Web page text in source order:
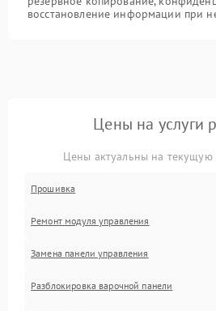
восстановление информации при
Цены на услуги
Цены актуальны на текущую
Прошивка
Ремонт модуля управления
Замена панели управления
Разблокировка варочной панели